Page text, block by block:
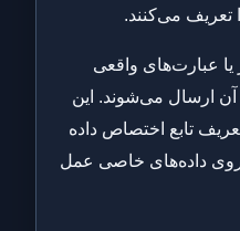
تعریف می‌کنند.
یا عبارت‌های واقعی
آن ارسال می‌شوند. این
تابع اختصاص داده
روی داده‌های خاصی عمل